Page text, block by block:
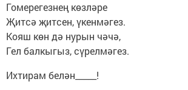
Гомерегезнең көзләре
Җитсә җитсен, үкенмәгез.
Кояш көн дә нурын чәчә,
Гел балкыгыз, сүрелмәгез.
Ихтирам белән_____!